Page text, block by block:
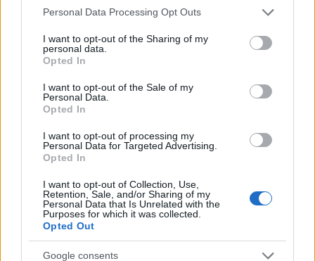
Personal Data Processing Opt Outs
I want to opt-out of the Sharing of my
personal data.
Opted In
I want to opt-out of the Sale of my
Personal Data.
Opted In
I want to opt-out of processing my
Personal Data for Targeted Advertising.
Opted In
I want to opt-out of Collection, Use,
Retention, Sale, and/or Sharing of my
Personal Data that Is Unrelated with the
Purposes for which it was collected.
Opted Out
Google consents
Selamat Hari Raya = Sretan Bajram
Bayramınız kutlu olsun = Neka je sretan Bajram
Iyi Bayramlar = Neka praznik bude dobar
Kako odgovoriti?
fraza Khair Mubarak, što znači također i tebi/vama ili
neka je dobro tebi?vama.
Također se može odgovoriti JazakAllah Khair, što,
kad se prevodi doslovno, znači Neka te Allah